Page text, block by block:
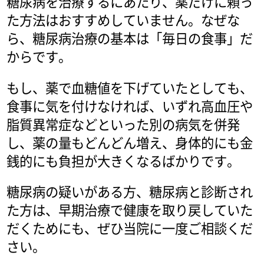
た方法はおすすめしていません。なぜな
ら、糖尿病治療の基本は「毎日の食事」だ
からです。
もし、薬で血糖値を下げていたとしても、
食事に気を付けなければ、いずれ高血圧や
脂質異常症などといった別の病気を併発
し、薬の量もどんどん増え、身体的にも金
銭的にも負担が大きくなるばかりです。
糖尿病の疑いがある方、糖尿病と診断され
た方は、早期治療で健康を取り戻していた
だくためにも、ぜひ当院に一度ご相談くだ
さい。